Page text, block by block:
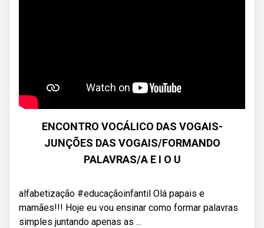
ENCONTRO VOCÁLICO DAS VOGAIS-
JUNÇÕES DAS VOGAIS/FORMANDO
PALAVRAS/A E I O U
alfabetização #educaçãoinfantil Olá papais e
mamães!!! Hoje eu vou ensinar como formar palavras
simples juntando apenas as ...